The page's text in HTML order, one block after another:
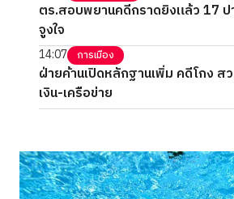
ตร.สอบพยานคดีกราดยิงแล้ว 17 ป
จูงใจ
14:07 การเมือง
ฝ่ายค้านเปิดหลักฐานเพิ่ม คดีโกง ส
เงิน-เครือข่าย